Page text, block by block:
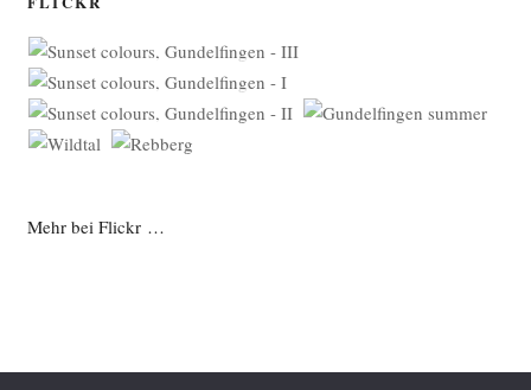
Mehr bei Flickr …